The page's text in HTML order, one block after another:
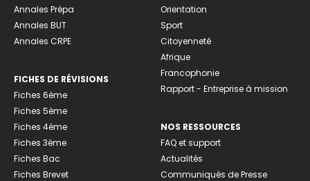
Annales Prépa
Annales BUT
Annales CRPE
FICHES DE RÉVISIONS
Fiches 6ème
Fiches 5ème
Fiches 4ème
Fiches 3ème
Fiches Bac
Fiches Brevet
Orientation
Sport
Citoyenneté
Afrique
Francophonie
Rapport - Entreprise à mission
NOS RESSOURCES
FAQ et support
Actualités
Communiqués de Presse